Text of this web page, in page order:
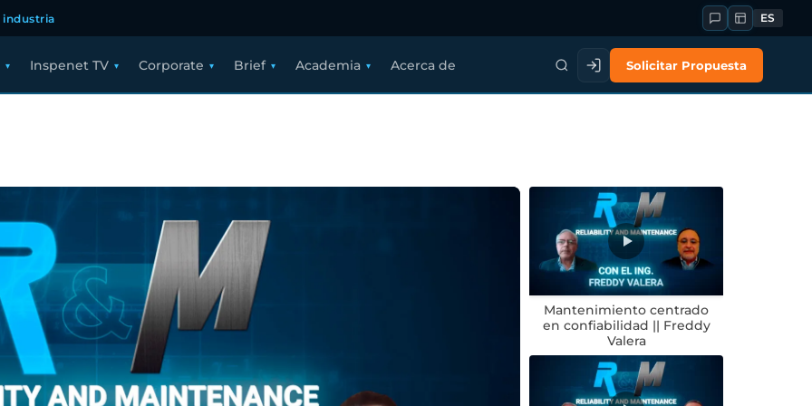
industria ES
Inspenet TV Corporate Brief Academia Acerca de Solicitar Propuesta
Mantenimiento centrado
en confiabilidad || Freddy
Valera